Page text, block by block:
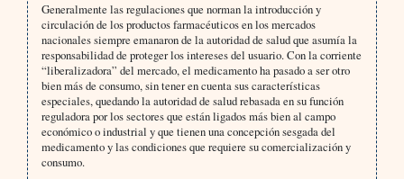
Generalmente las regulaciones que norman la introducción y
circulación de los productos farmacéuticos en los mercados
nacionales siempre emanaron de la autoridad de salud que asumía la
responsabilidad de proteger los intereses del usuario. Con la corriente
“liberalizadora” del mercado, el medicamento ha pasado a ser otro
bien más de consumo, sin tener en cuenta sus características
especiales, quedando la autoridad de salud rebasada en su función
reguladora por los sectores que están ligados más bien al campo
económico o industrial y que tienen una concepción sesgada del
medicamento y las condiciones que requiere su comercialización y
consumo.